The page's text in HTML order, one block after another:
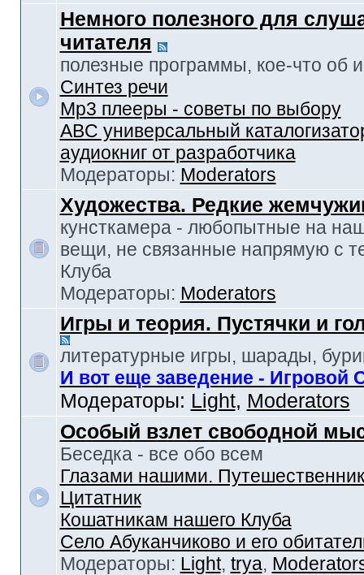
Немного полезного для
читателя
полезные программы, кое-что об
Синтез речи
Mp3 плееры - советы по выбору
ABC универсальный
аудиокниг от разработчика
Модераторы: Moderators
Художества. Редкие
кунсткамера - любопытные на
вещи, не связанные напрямую с
Клуба
Модераторы: Moderators
Игры и теория. Пустячки и
литературные игры, шарады,
И вот еще заведение - Игровой
Модераторы: Light, Moderators
Особый взлет свободной
Беседка - все обо всем
Глазами нашими.
Цитатник
Кошатникам нашего Клуба
Село Абуканчиково и его
Модераторы: Light, trya,